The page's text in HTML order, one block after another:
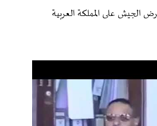
الجيش على المملكة العربية